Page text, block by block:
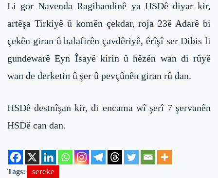
Li gor Navenda Ragihandinê ya HSDê diyar kir,
artêşa Tirkiyê û komên çekdar, roja 23ê Adarê bi
çekên giran û balafirên çavdêriyê, êrîşî ser Dibis li
gundewarê Eyn Îsayê kirin û hêzên wan di rûyê
wan de derketin û şer û pevçûnên giran rû dan.
HSDê destnîşan kir, di encama wî şerî 7 şervanên
HSDê can dan.
Tags: sereke